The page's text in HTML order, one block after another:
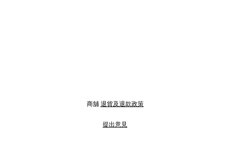
商舖 退貨及退款政策
提出意見